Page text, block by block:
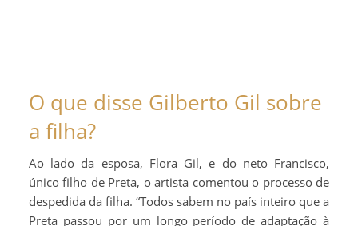
O que disse Gilberto Gil sobre
a filha?
Ao lado da esposa, Flora Gil, e do neto Francisco,
único filho de Preta, o artista comentou o processo de
despedida da filha. “Todos sabem no país inteiro que a
Preta passou por um longo período de adaptação à